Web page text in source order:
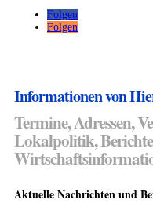
Folgen
Folgen
Informationen von
Termine, Adressen,
Lokalpolitik,
Aktuelle Nachrichten und